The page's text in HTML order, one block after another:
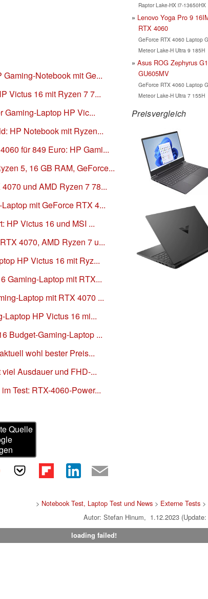
Notebook mit Ge...
Victus 16 mit Ryzen 7 7...
Gaming-Laptop HP Vic...
HP Notebook mit Ryzen...
für 849 Euro: HP Gami...
5, 16 GB RAM, GeForce...
und AMD Ryzen 7 78...
mit GeForce RTX 4...
HP Victus 16 und MSI ...
4070, AMD Ryzen 7 u...
HP Victus 16 mit Ryz...
Gaming-Laptop mit RTX...
Laptop mit RTX 4070 ...
Laptop HP Victus 16 mi...
Budget-Gaming-Laptop ...
wohl bester Preis...
Ausdauer und FHD-...
Test: RTX-4060-Power...
Quelle
Raptor Lake-HX i7-13650HX
Lenovo Yoga Pro 9
RTX 4060
GeForce RTX 4060 Laptop
Meteor Lake-H Ultra 9 185H
Asus ROG Zephyrus
GU605MV
GeForce RTX 4060 Laptop
Meteor Lake-H Ultra 7 155H
Preisvergleich
> Notebook Test, Laptop Test und News> Externe Tests>
Autor: Stefan Hinum, 1.12.2023
loading failed!